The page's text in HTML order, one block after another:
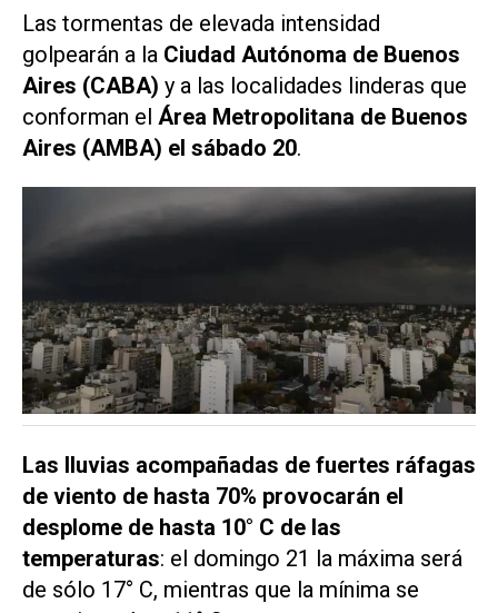
Las tormentas de elevada intensidad
golpearán a la Ciudad Autónoma de Buenos
Aires (CABA) y a las localidades linderas que
conforman el Área Metropolitana de Buenos
Aires (AMBA) el sábado 20.
Las lluvias acompañadas de fuertes ráfagas
de viento de hasta 70% provocarán el
desplome de hasta 10° C de las
temperaturas: el domingo 21 la máxima será
de sólo 17° C, mientras que la mínima se